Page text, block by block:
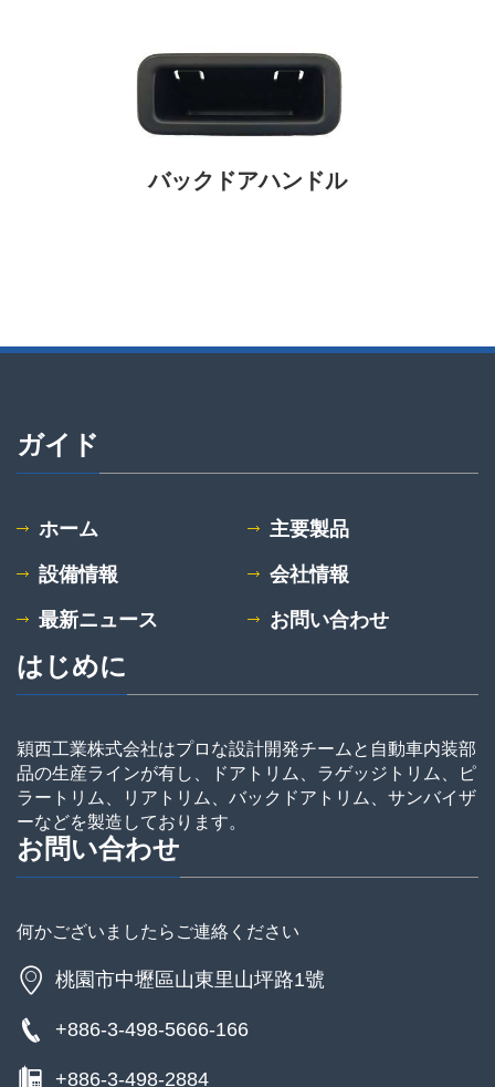
バックドアハンドル
ガイド
ホーム 主要製品
設備情報 会社情報
最新ニュース お問い合わせ
はじめに
穎西工業株式会社はプロな設計開発チームと自動車内装部
品の生産ラインが有し、ドアトリム、ラゲッジトリム、ピ
ラートリム、リアトリム、バックドアトリム、サンバイザ
ーなどを製造しております。
お問い合わせ
何かございましたらご連絡ください
桃園市中壢區山東里山坪路1號
+886-3-498-5666-166
+886-3-498-2884